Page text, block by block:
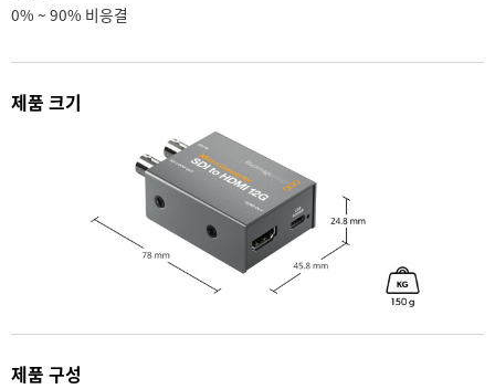
0% ~ 90% 비응결
제품 크기
제품 구성